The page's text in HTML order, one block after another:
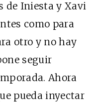
de Iniesta y Xavi
como para
otro y no hay
seguir
Ahora
pueda inyectar